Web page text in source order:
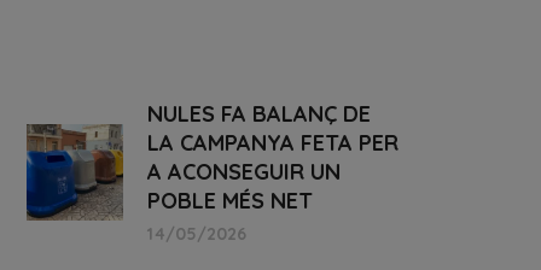
NULES FA BALANÇ DE
LA CAMPANYA FETA PER
A ACONSEGUIR UN
POBLE MÉS NET
14/05/2026